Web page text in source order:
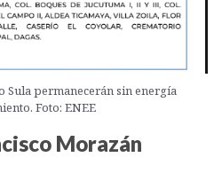
Sula permanecerán sin energía
Foto: ENEE
Morazán